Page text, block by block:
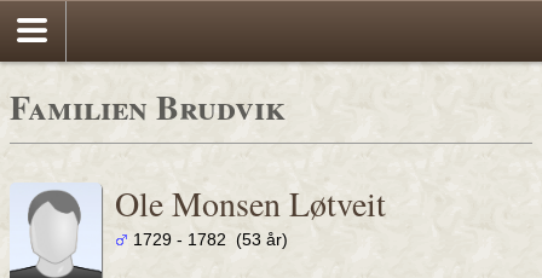
Familien Brudvik
Ole Monsen Løtveit
1729 - 1782 (53 år)